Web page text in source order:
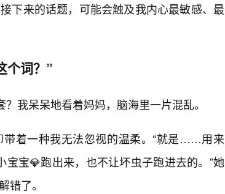
下来的话题，可能会触及我内心最敏感、最
个词？”
我呆呆地看着妈妈，脑海里一片混乱。
带着一种我无法忽视的温柔。“就是……用来
宝宝💎跑出来，也不让坏虫子跑进去的。”她
错了。